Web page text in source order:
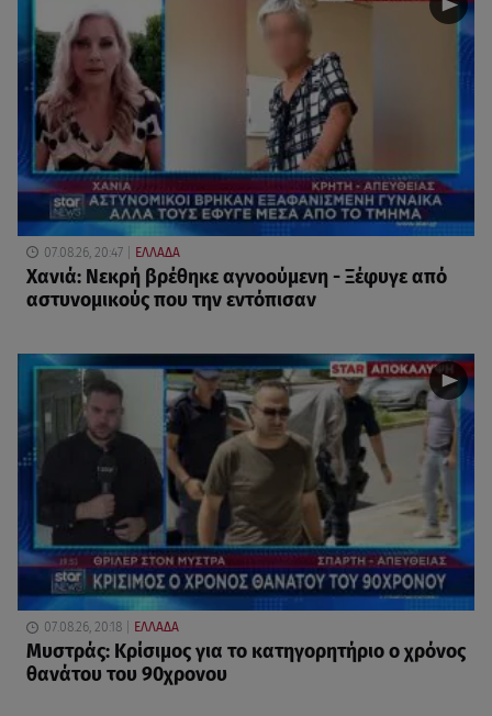
07.08.26, 20:47 ΕΛΛΑΔΑ
Χανιά: Νεκρή βρέθηκε αγνοούμενη - Ξέφυγε από
αστυνομικούς που την εντόπισαν
07.08.26, 20:18 ΕΛΛΑΔΑ
Μυστράς: Κρίσιμος για το κατηγορητήριο ο χρόνος
θανάτου του 90χρονου